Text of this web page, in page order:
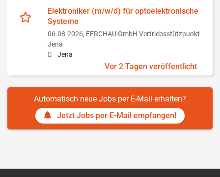
Elektroniker (m/w/d) für optoelektronische
Systeme
06.08.2026, FERCHAU GmbH Vertriebsstützpunkt
Jena
Jena
Vor 2 Tagen veröffentlicht
Automatisch neue Jobs per E-Mail erhalten?
Jetzt Jobs per E-Mail empfangen!